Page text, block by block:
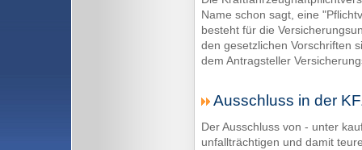
Name schon sagt, eine
besteht für die
den gesetzlichen Vorschriften
dem Antragsteller
Ausschluss in der
Der Ausschluss von - unter
unfallträchtigen und damit